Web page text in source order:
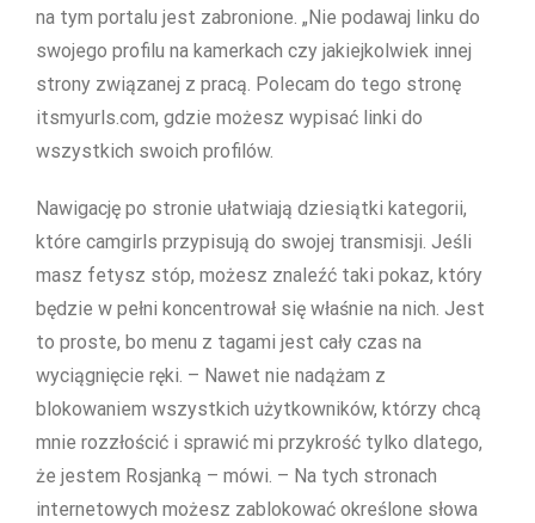
na tym portalu jest zabronione. „Nie podawaj linku do
swojego profilu na kamerkach czy jakiejkolwiek innej
strony związanej z pracą. Polecam do tego stronę
itsmyurls.com, gdzie możesz wypisać linki do
wszystkich swoich profilów.
Nawigację po stronie ułatwiają dziesiątki kategorii,
które camgirls przypisują do swojej transmisji. Jeśli
masz fetysz stóp, możesz znaleźć taki pokaz, który
będzie w pełni koncentrował się właśnie na nich. Jest
to proste, bo menu z tagami jest cały czas na
wyciągnięcie ręki. – Nawet nie nadążam z
blokowaniem wszystkich użytkowników, którzy chcą
mnie rozzłościć i sprawić mi przykrość tylko dlatego,
że jestem Rosjanką – mówi. – Na tych stronach
internetowych możesz zablokować określone słowa